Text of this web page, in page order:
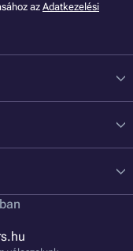
az Adatkezelési